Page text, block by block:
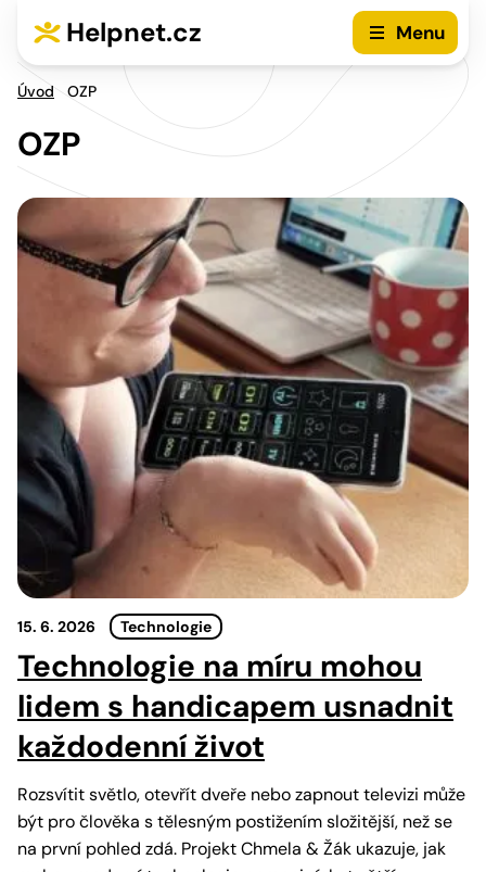
Helpnet.cz Menu
Úvod OZP
OZP
15. 6. 2026 Technologie
Technologie na míru mohou
lidem s handicapem usnadnit
každodenní život
Rozsvítit světlo, otevřít dveře nebo zapnout televizi může
být pro člověka s tělesným postižením složitější, než se
na první pohled zdá. Projekt Chmela & Žák ukazuje, jak
Stránkování příspěvků